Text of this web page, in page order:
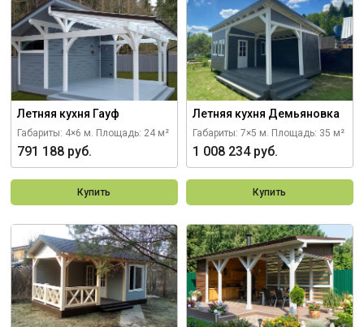
Летняя кухня Гауф
Габариты: 4×6 м. Площадь: 24 м²
791 188 руб.
Купить
Летняя кухня Демьяновка
Габариты: 7×5 м. Площадь: 35 м²
1 008 234 руб.
Купить